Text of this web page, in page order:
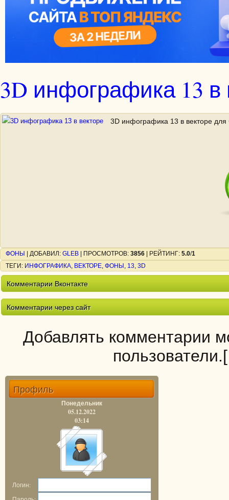
3D инфографика 13 в
3D инфографика 13 в векторе
ФОНЫ ДОБАВИЛ : GLEB ПРОСМОТРОВ: 3856 РЕЙТИНГ: 5.0/1
ТЕГИ : ИНФОГРАФИКА, ВЕКТОРЕ, ФОНЫ , 13, 3D
Комментарии Вконтакте
Комментарии через сайт
Добавлять комментарии
пользователи.
Профиль
Понедельник
05.12.2022
03:14
Логин: